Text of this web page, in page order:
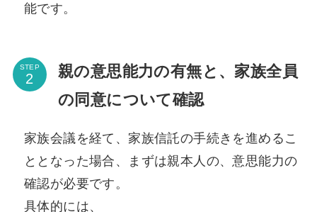
能です。
STEP
親の意思能力の有無と、家族全員
の同意について確認
家族会議を経て、家族信託の手続きを進めるこ
ととなった場合、まずは親本人の、意思能力の
確認が必要です。
具体的には、